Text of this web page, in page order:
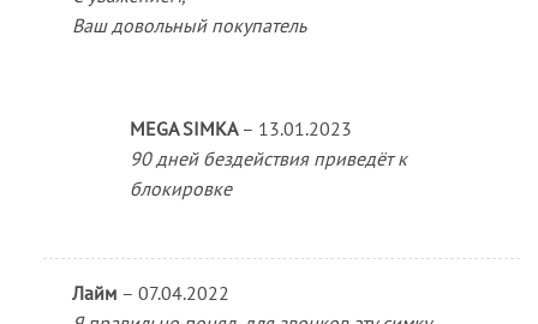
Ваш довольный покупатель
MEGA SIMKA – 13.01.2023
90 дней бездействия приведёт к
блокировке
Лайм – 07.04.2022